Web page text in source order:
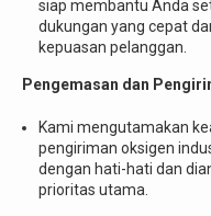
siap membantu Anda
dukungan yang cepat
kepuasan pelanggan.
Pengemasan dan
Kami mengutamakan
pengiriman oksigen
dengan hati-hati dan
prioritas utama.